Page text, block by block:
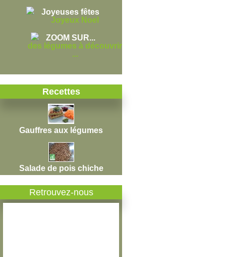
Joyeuses fêtes
Joyeux Noel
ZOOM SUR...
des légumes à découvrir
...
Recettes
Gauffres aux légumes
Salade de pois chiche
Retrouvez-nous